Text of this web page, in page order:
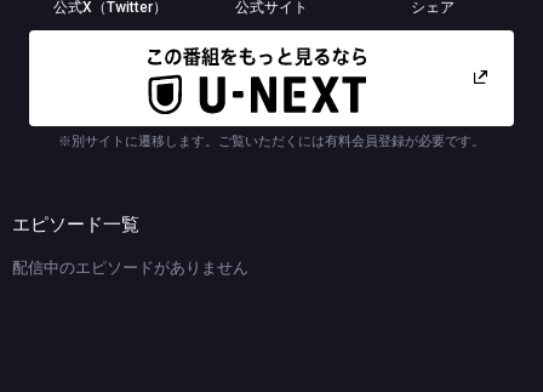
ーソン。現代アートを扱う会社で、アートとビジネスを繋ぐ仕事をしてい
るやり手のアートスペシャリストであるが、１０年間恋はマナーモードの
まま。そんな年の差が倍以上で生き方も立場も違う２人が偶然出会うこと
によってお互いの人生が大きく変わることに――。人生の大きな転機の中
で出会った２人の女性を通じて、今の時代の女性の生き方や悩み、葛藤を
それぞれの目線で描くオリジナルストーリー。
(C)TBS
公式X（Twitter） 公式サイト シェア
※別サイトに遷移します。ご覧いただくには有料会員登録が必要です。
エピソード一覧
配信中のエピソードがありません